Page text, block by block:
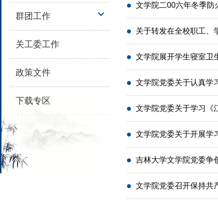
群团工作
关工委工作
政策文件
下载专区
文学院二00六年冬季防
关于转发在全校职工、
文学院展开学生寝室卫
文学院党委关于认真学
文学院党委关于学习《
文学院党委关于开展学
吉林大学文学院党委争
文学院党委召开保持共